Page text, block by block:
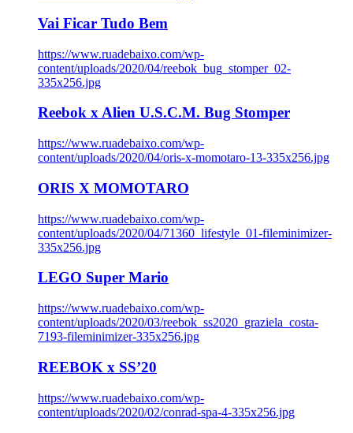
Vai Ficar Tudo Bem
https://www.ruadebaixo.com/wp-
content/uploads/2020/04/reebok_bug_stomper_02-
335x256.jpg
Reebok x Alien U.S.C.M. Bug Stomper
https://www.ruadebaixo.com/wp-
content/uploads/2020/04/oris-x-momotaro-13-335x256.jpg
ORIS X MOMOTARO
https://www.ruadebaixo.com/wp-
content/uploads/2020/04/71360_lifestyle_01-fileminimizer-
335x256.jpg
LEGO Super Mario
https://www.ruadebaixo.com/wp-
content/uploads/2020/03/reebok_ss2020_graziela_costa-
7193-fileminimizer-335x256.jpg
REEBOK x SS’20
https://www.ruadebaixo.com/wp-
content/uploads/2020/02/conrad-spa-4-335x256.jpg